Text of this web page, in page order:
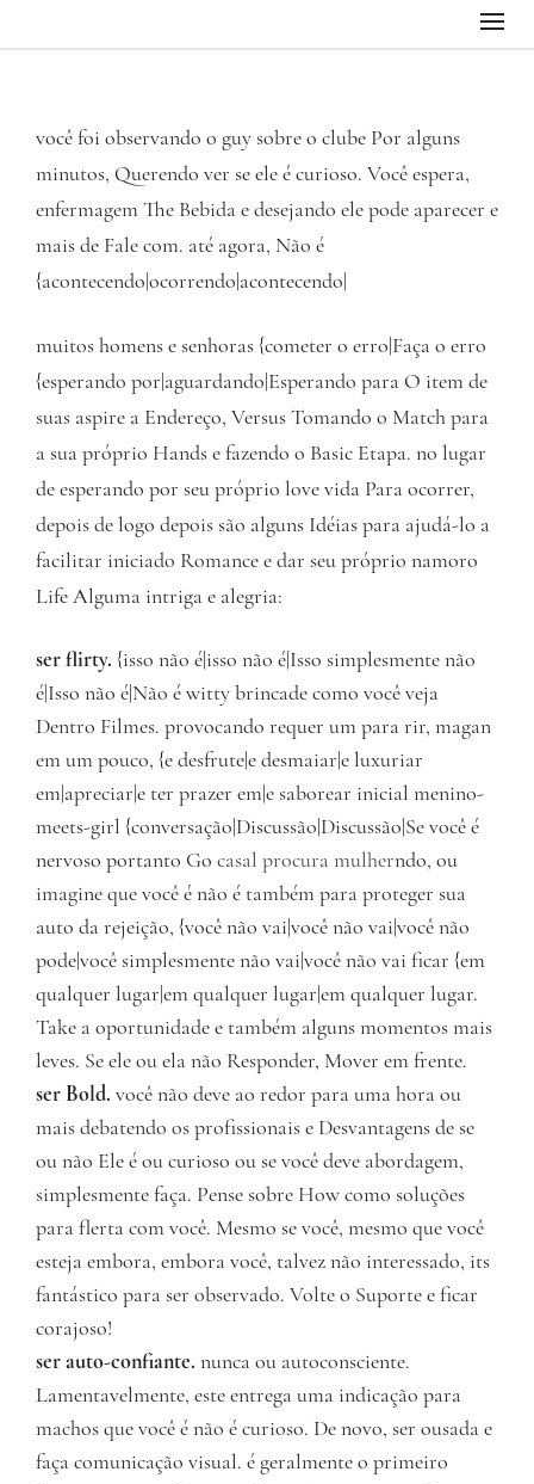
você foi observando o guy sobre o clube Por alguns
minutos, Querendo ver se ele é curioso. Você espera,
enfermagem The Bebida e desejando ele pode aparecer e
mais de Fale com. até agora, Não é
{acontecendo|ocorrendo|acontecendo|
muitos homens e senhoras {cometer o erro|Faça o erro
{esperando por|aguardando|Esperando para O item de
suas aspire a Endereço, Versus Tomando o Match para
a sua próprio Hands e fazendo o Basic Etapa. no lugar
de esperando por seu próprio love vida Para ocorrer,
depois de logo depois são alguns Idéias para ajudá-lo a
facilitar iniciado Romance e dar seu próprio namoro
Life Alguma intriga e alegria:
ser flirty. {isso não é|isso não é|Isso simplesmente não
é|Isso não é|Não é witty brincade como você veja
Dentro Filmes. provocando requer um para rir, magan
em um pouco, {e desfrute|e desmaiar|e luxuriar
em|apreciar|e ter prazer em|e saborear inicial menino-
meets-girl {conversação|Discussão|Discussão|Se você é
nervoso portanto Go casal procura mulherndo, ou
imagine que você é não é também para proteger sua
auto da rejeição, {você não vai|você não vai|você não
pode|você simplesmente não vai|você não vai ficar {em
qualquer lugar|em qualquer lugar|em qualquer lugar.
Take a oportunidade e também alguns momentos mais
leves. Se ele ou ela não Responder, Mover em frente.
ser Bold. você não deve ao redor para uma hora ou
mais debatendo os profissionais e Desvantagens de se
ou não Ele é ou curioso ou se você deve abordagem,
simplesmente faça. Pense sobre How como soluções
para flerta com você. Mesmo se você, mesmo que você
esteja embora, embora você, talvez não interessado, its
fantástico para ser observado. Volte o Suporte e ficar
corajoso!
ser auto-confiante. nunca ou autoconsciente.
Lamentavelmente, este entrega uma indicação para
machos que você é não é curioso. De novo, ser ousada e
faça comunicação visual. é geralmente o primeiro